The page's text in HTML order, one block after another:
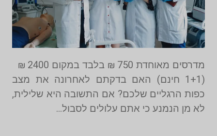
מדרסים מאוחדת 750 ₪ בלבד במקום 2400 ₪
(1+1 חינם) האם בדקתם לאחרונה את מצב
כפות הרגליים שלכם? אם התשובה היא שלילית,
לא מן הנמנע כי אתם עלולים לסבול…